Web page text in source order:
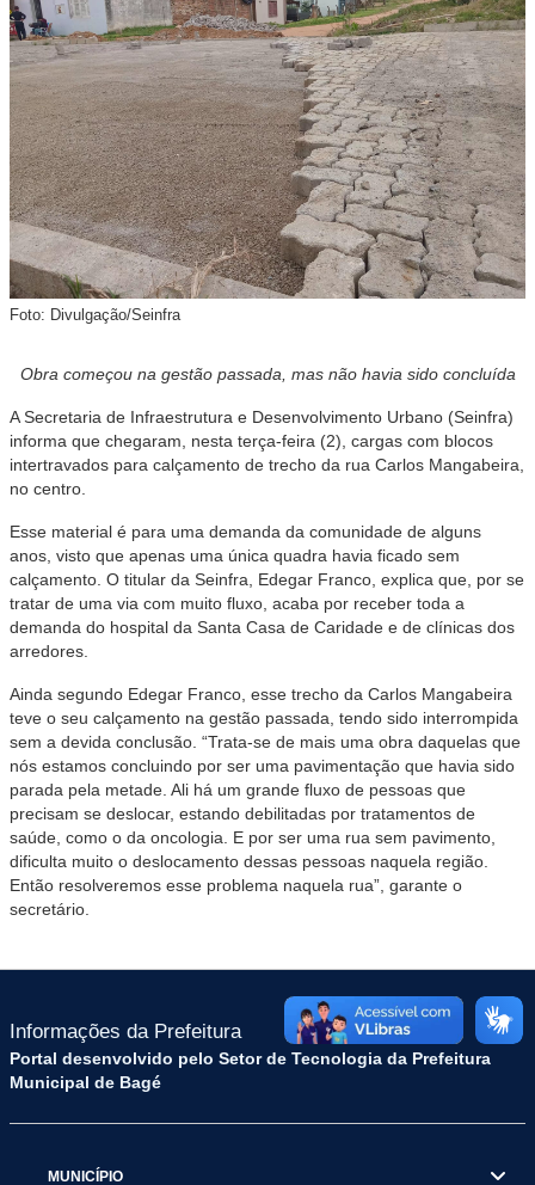
Foto: Divulgação/Seinfra
Obra começou na gestão passada, mas não havia sido concluída
A Secretaria de Infraestrutura e Desenvolvimento Urbano (Seinfra)
informa que chegaram, nesta terça-feira (2), cargas com blocos
intertravados para calçamento de trecho da rua Carlos Mangabeira,
no centro.
Esse material é para uma demanda da comunidade de alguns
anos, visto que apenas uma única quadra havia ficado sem
calçamento. O titular da Seinfra, Edegar Franco, explica que, por se
tratar de uma via com muito fluxo, acaba por receber toda a
demanda do hospital da Santa Casa de Caridade e de clínicas dos
arredores.
Ainda segundo Edegar Franco, esse trecho da Carlos Mangabeira
teve o seu calçamento na gestão passada, tendo sido interrompida
sem a devida conclusão. “Trata-se de mais uma obra daquelas que
nós estamos concluindo por ser uma pavimentação que havia sido
parada pela metade. Ali há um grande fluxo de pessoas que
precisam se deslocar, estando debilitadas por tratamentos de
saúde, como o da oncologia. E por ser uma rua sem pavimento,
dificulta muito o deslocamento dessas pessoas naquela região.
Então resolveremos esse problema naquela rua”, garante o
secretário.
Informações da Prefeitura
Portal desenvolvido pelo Setor de Tecnologia da Prefeitura
Municipal de Bagé
MUNICÍPIO